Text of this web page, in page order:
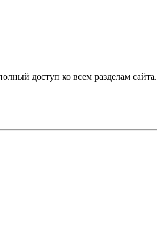
доступ ко всем разделам сайта.